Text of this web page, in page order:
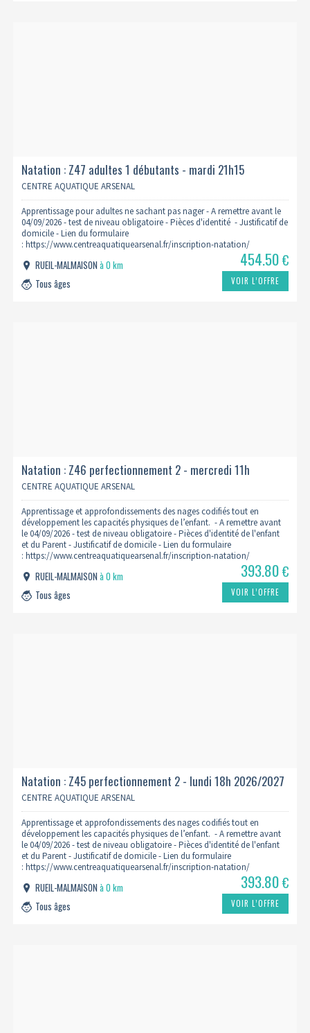
Natation : Z47 adultes 1 débutants - mardi 21h15
2026/2027
CENTRE AQUATIQUE ARSENAL
Apprentissage pour adultes ne sachant pas nager - A remettre avant le
04/09/2026 - test de niveau obligatoire - Pièces d'identité - Justificatif de
domicile - Lien du formulaire
: https://www.centreaquatiquearsenal.fr/inscription-natation/
RUEIL-MALMAISONà 0 km
Tous âges
454.50€
VOIR L’OFFRE
Natation : Z46 perfectionnement 2 - mercredi 11h
2026/2027
CENTRE AQUATIQUE ARSENAL
Apprentissage et approfondissements des nages codifiés tout en
développement les capacités physiques de l’enfant. - A remettre avant
le 04/09/2026 - test de niveau obligatoire - Pièces d'identité de l'enfant
et du Parent - Justificatif de domicile - Lien du formulaire
: https://www.centreaquatiquearsenal.fr/inscription-natation/
RUEIL-MALMAISONà 0 km
Tous âges
393.80€
VOIR L’OFFRE
Natation : Z45 perfectionnement 2 - lundi 18h 2026/2027
CENTRE AQUATIQUE ARSENAL
Apprentissage et approfondissements des nages codifiés tout en
développement les capacités physiques de l’enfant. - A remettre avant
le 04/09/2026 - test de niveau obligatoire - Pièces d'identité de l'enfant
et du Parent - Justificatif de domicile - Lien du formulaire
: https://www.centreaquatiquearsenal.fr/inscription-natation/
RUEIL-MALMAISONà 0 km
Tous âges
393.80€
VOIR L’OFFRE